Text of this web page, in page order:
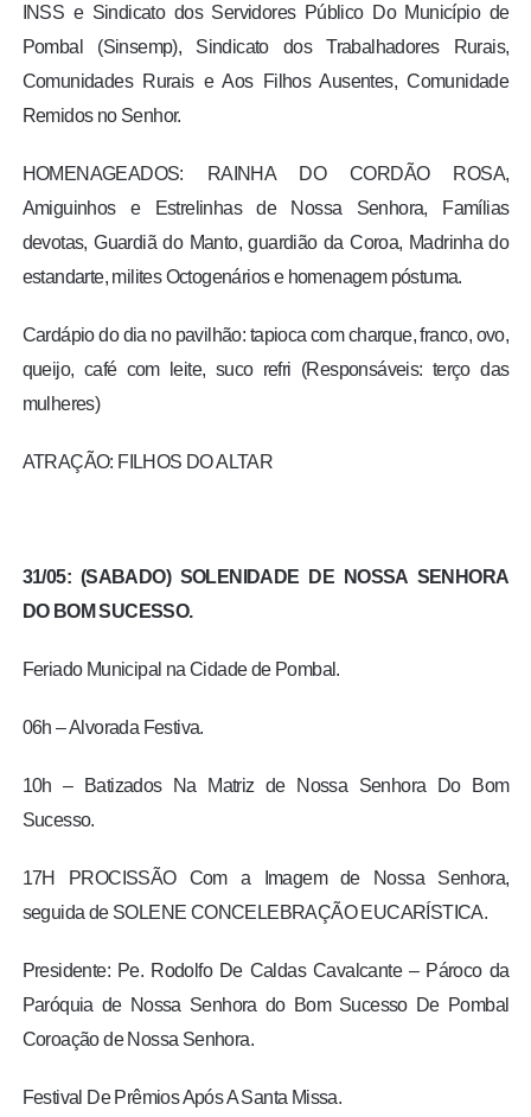
INSS e Sindicato dos Servidores Público Do Município de
Pombal (Sinsemp), Sindicato dos Trabalhadores Rurais,
Comunidades Rurais e Aos Filhos Ausentes, Comunidade
Remidos no Senhor.
HOMENAGEADOS: RAINHA DO CORDÃO ROSA,
Amiguinhos e Estrelinhas de Nossa Senhora, Famílias
devotas, Guardiã do Manto, guardião da Coroa, Madrinha do
estandarte, milites Octogenários e homenagem póstuma.
Cardápio do dia no pavilhão: tapioca com charque, franco, ovo,
queijo, café com leite, suco refri (Responsáveis: terço das
mulheres)
ATRAÇÃO: FILHOS DO ALTAR
31/05: (SABADO) SOLENIDADE DE NOSSA SENHORA
DO BOM SUCESSO.
Feriado Municipal na Cidade de Pombal.
06h – Alvorada Festiva.
10h – Batizados Na Matriz de Nossa Senhora Do Bom
Sucesso.
17H PROCISSÃO Com a Imagem de Nossa Senhora,
seguida de SOLENE CONCELEBRAÇÃO EUCARÍSTICA.
Presidente: Pe. Rodolfo De Caldas Cavalcante – Pároco da
Paróquia de Nossa Senhora do Bom Sucesso De Pombal
Coroação de Nossa Senhora.
Festival De Prêmios Após A Santa Missa.